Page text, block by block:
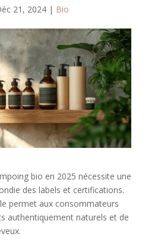
21, 2024| Bio
bio en 2025 nécessite une
des labels et certifications.
permet aux consommateurs
authentiquement naturels et de